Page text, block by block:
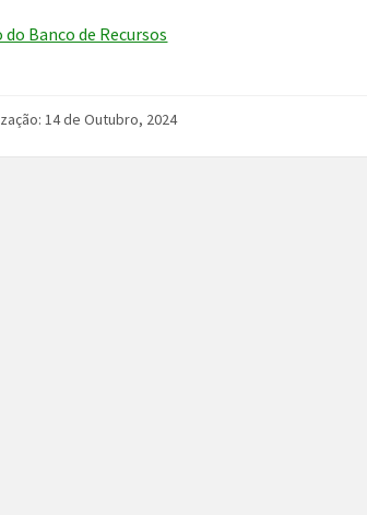
Banco de Recursos
14 de Outubro, 2024